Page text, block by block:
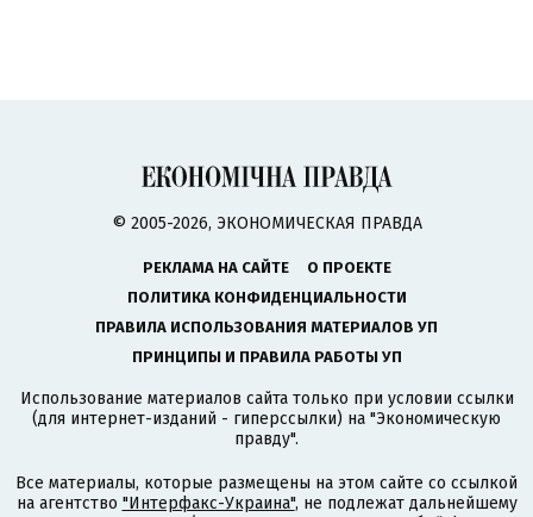
© 2005-2026, ЭКОНОМИЧЕСКАЯ ПРАВДА
РЕКЛАМА НА САЙТЕ
О ПРОЕКТЕ
ПОЛИТИКА КОНФИДЕНЦИАЛЬНОСТИ
ПРАВИЛА ИСПОЛЬЗОВАНИЯ МАТЕРИАЛОВ УП
ПРИНЦИПЫ И ПРАВИЛА РАБОТЫ УП
Использование материалов сайта только при условии ссылки
(для интернет-изданий - гиперссылки) на "Экономическую
правду".
Все материалы, которые размещены на этом сайте со ссылкой
на агентство "Интерфакс-Украина", не подлежат дальнейшему